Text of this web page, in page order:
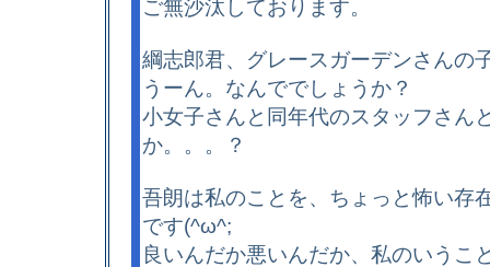
ご無沙汰しております。
綱志郎君、グレースガーデンさんの
うーん。なんででしょうか？
小女子さんと同年代のスタッフさん
か。。。？
吾朗は私のことを、ちょっと怖い存
です(^ω^;
良いんだか悪いんだか、私のいうこ